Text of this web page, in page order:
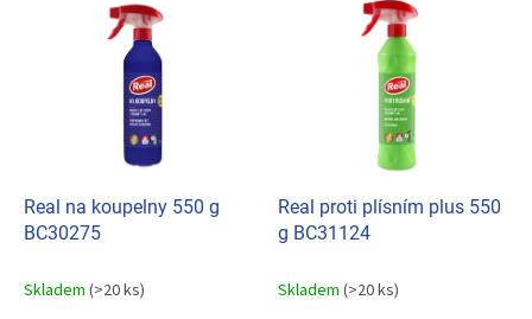
Real na koupelny 550 g
BC30275
Skladem (>20 ks)
Real proti plísním plus 550
g BC31124
Skladem (>20 ks)